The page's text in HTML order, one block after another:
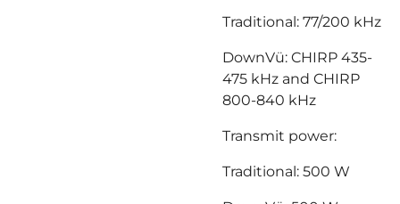
Traditional: 77/200 kHz
DownVü: CHIRP 435-
475 kHz and CHIRP
800-840 kHz
Transmit power:
Traditional: 500 W